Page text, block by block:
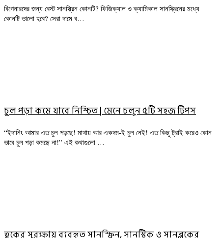
বিগেনারদের জন্য বেস্ট সানস্ক্রিন কোনটি? ফিজিক্যাল ও ক্যামিকাল সানস্ক্রিনের মধ্যে
কোনটি ভালো হবে? সেরা দামে ব…
চুল পড়া কমে যাবে নিশ্চিত | মেনে চলুন ৫টি সহজ টিপস
“ইদানিং আমার এত চুল পড়ছে! মাথায় আর একদম-ই চুল নেই! এত কিছু ট্রাই করেও কোন
ভাবে চুল পড়া কমছে না!” এই কথাগুলো …
ত্বকের সুরক্ষায় ব্যবহৃত সানস্ক্রিন, সানস্টিক ও সানব্লকের